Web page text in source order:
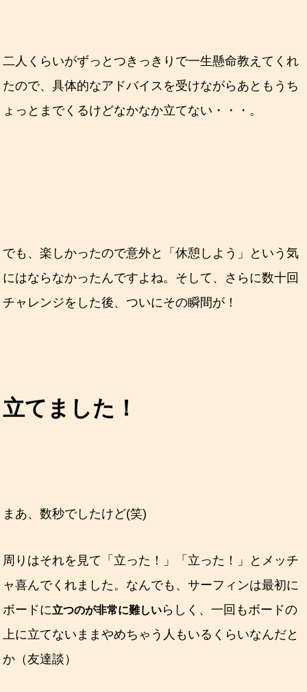
二人くらいがずっとつきっきりで一生懸命教えてくれ
たので、具体的なアドバイスを受けながらあともうち
ょっとまでくるけどなかなか立てない・・・。
でも、楽しかったので意外と「休憩しよう」という気
にはならなかったんですよね。そして、さらに数十回
チャレンジをした後、ついにその瞬間が！
立てました！
まあ、数秒でしたけど(笑)
周りはそれを見て「立った！」「立った！」とメッチ
ャ喜んでくれました。なんでも、サーフィンは最初に
ボードに立つのが非常に難しいらしく、一回もボードの
上に立てないままやめちゃう人もいるくらいなんだと
か（友達談）